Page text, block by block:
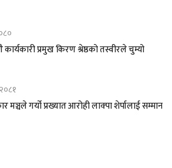
प्रमुख किरण श्रेष्ठको तस्वीरले चुम्यो
मञ्चले गर्यो प्रख्यात आरोही लाक्पा शेर्पालाई सम्मान